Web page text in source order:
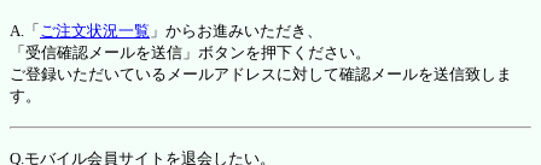
A.「 ご注文状況一覧 」からお進みいただき、
「受信確認メールを送信」ボタンを押下ください。
ご登録いただいているメールアドレスに対して確認メールを送信致しま
す。
Q.モバイル会員サイトを退会したい。